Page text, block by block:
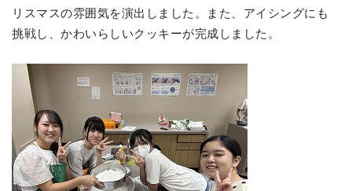
リスマスの雰囲気を演出しました。また、アイシングにも
挑戦し、かわいらしいクッキーが完成しました。